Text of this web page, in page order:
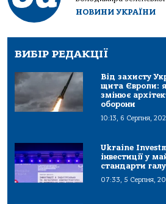
НОВИНИ УКРАЇНИ
ВИБІР РЕДАКЦІЇ
Від захисту
щита Європи:
змінює
оборони
10:13, 6 Серпня,
Ukraine
інвестиції у
стандарти
07:33, 5 Серпня,